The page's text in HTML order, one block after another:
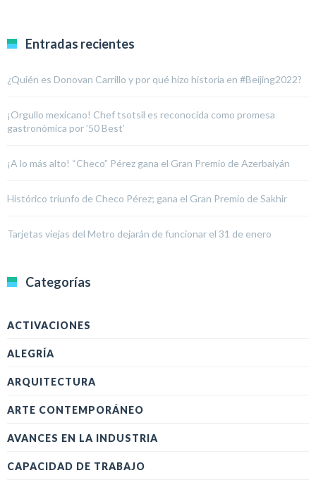
Entradas recientes
¿Quién es Donovan Carrillo y por qué hizo historia en #Beijing2022?
¡Orgullo mexicano! Chef tsotsil es reconocida como promesa
gastronómica por ’50 Best’
¡A lo más alto! “Checo” Pérez gana el Gran Premio de Azerbaiyán
Histórico triunfo de Checo Pérez; gana el Gran Premio de Sakhir
Tarjetas viejas del Metro dejarán de funcionar el 31 de enero
Categorías
ACTIVACIONES
ALEGRÍA
ARQUITECTURA
ARTE CONTEMPORÁNEO
AVANCES EN LA INDUSTRIA
CAPACIDAD DE TRABAJO